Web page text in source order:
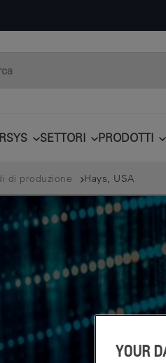
SETTORI PRODOTTI
di produzione Hays, USA
YOUR